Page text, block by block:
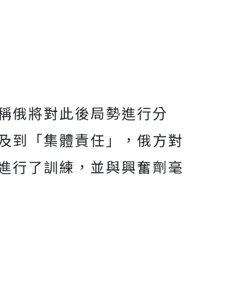
俄將對此後局勢進行分
到「集體責任」，俄方對
行了訓練，並與興奮劑毫